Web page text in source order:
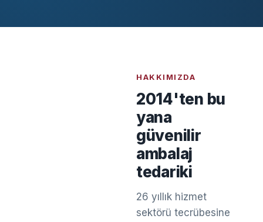
HAKKIMIZDA
2014'ten bu
yana
güvenilir
ambalaj
tedariki
26 yıllık hizmet
sektörü tecrübesine